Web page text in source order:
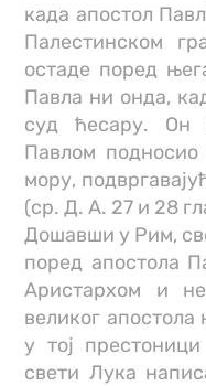
када апостол
Палестинском
остаде поред
Павла ни онда,
суд ћесару. Он
Павлом
мору,
(ср. Д. А. 27 и 28
Дошавши у Рим,
поред апостола
Аристархом и
великог
у тој
свети Лука